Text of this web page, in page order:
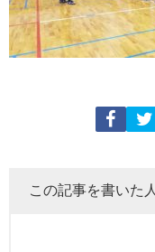
この記事を書いた人